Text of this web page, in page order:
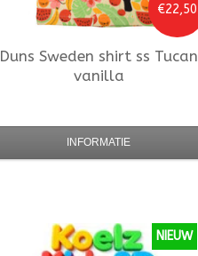
€22,50
Duns Sweden shirt ss Tucan
vanilla
INFORMATIE
NIEUW